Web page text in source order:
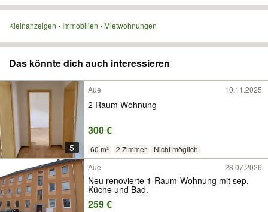
Kleinanzeigen Immobilien Mietwohnungen
Das könnte dich auch interessieren
5
Aue 10.11.2025
2 Raum Wohnung
300 €
60 m² 2 Zimmer Nicht möglich
Aue 28.07.2026
Neu renovierte 1-Raum-Wohnung mit sep.
Küche und Bad.
259 €